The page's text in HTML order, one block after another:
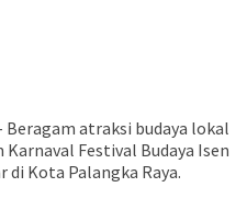
Beragam atraksi budaya lokal
Festival Budaya Isen
di Kota Palangka Raya.